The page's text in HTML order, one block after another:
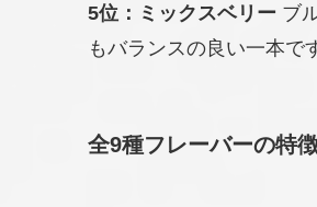
5位：ミックスベリー ブ
もバランスの良い一本で
全9種フレーバーの特